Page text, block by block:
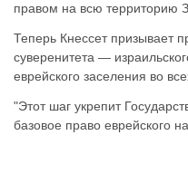
правом на всю территорию
Теперь Кнессет призывает
суверенитета —
еврейского заселения во
"Этот шаг укрепит
базовое право еврейского